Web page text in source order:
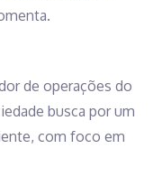
de operações do
busca por um
com foco em